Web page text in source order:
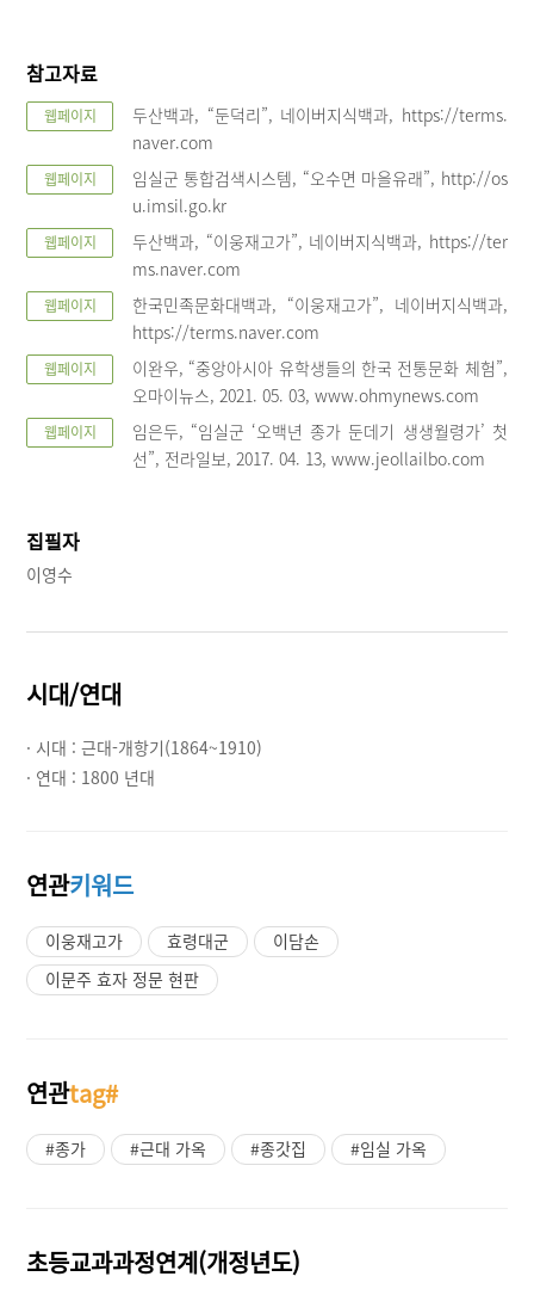
참고자료
웹페이지
두산백과, “둔덕리”, 네이버지식백과, https://terms.
naver.com
웹페이지
임실군 통합검색시스템, “오수면 마을유래”, http://os
u.imsil.go.kr
웹페이지
두산백과, “이웅재고가”, 네이버지식백과, https://ter
ms.naver.com
웹페이지
한국민족문화대백과, “이웅재고가”, 네이버지식백과,
https://terms.naver.com
웹페이지
이완우, “중앙아시아 유학생들의 한국 전통문화 체험”,
오마이뉴스, 2021. 05. 03, www.ohmynews.com
웹페이지
임은두, “임실군 ‘오백년 종가 둔데기 생생월령가’ 첫
선”, 전라일보, 2017. 04. 13, www.jeollailbo.com
집필자
이영수
시대/연대
· 시대 :근대-개항기(1864~1910)
· 연대 : 1800 년대
연관키워드
이웅재고가 효령대군
이담손
이문주 효자 정문 현판
연관tag#
#종가 #근대 가옥 #종갓집 #임실 가옥
초등교과과정연계(개정년도)